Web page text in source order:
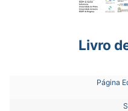
Livro
Página